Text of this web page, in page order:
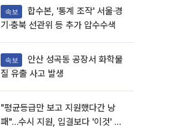
속보
기·충북 선관위 등 추가 압수수색
속보
질 유출 사고 발생
"평균등급만 보고 지원했다간 낭
패"…수시 지원, 입결보다 '이것' 먼